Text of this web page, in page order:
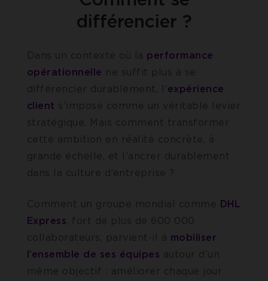
différencier ?
Dans un contexte où la performance
opérationnelle ne suffit plus à se
différencier durablement, l’expérience
client s’impose comme un véritable levier
stratégique. Mais comment transformer
cette ambition en réalité concrète, à
grande échelle, et l’ancrer durablement
dans la culture d’entreprise ?
Comment un groupe mondial comme DHL
Express, fort de plus de 600 000
collaborateurs, parvient-il à mobiliser
l’ensemble de ses équipes autour d’un
même objectif : améliorer chaque jour